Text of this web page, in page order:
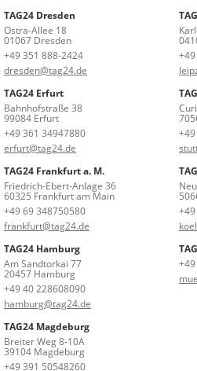
TAG24 Dresden
Ostra-Allee 18
01067 Dresden
+49 351 888-2424
dresden@tag24.de
TAG24 Erfurt
Bahnhofstraße 38
99084 Erfurt
+49 361 34947880
erfurt@tag24.de
TAG24 Frankfurt a. M.
Friedrich-Ebert-Anlage 36
60325 Frankfurt am Main
+49 69 348750580
frankfurt@tag24.de
TAG24 Hamburg
Am Sandtorkai 77
20457 Hamburg
+49 40 228608090
hamburg@tag24.de
TAG24 Magdeburg
Breiter Weg 8-10A
39104 Magdeburg
+49 391 50548260